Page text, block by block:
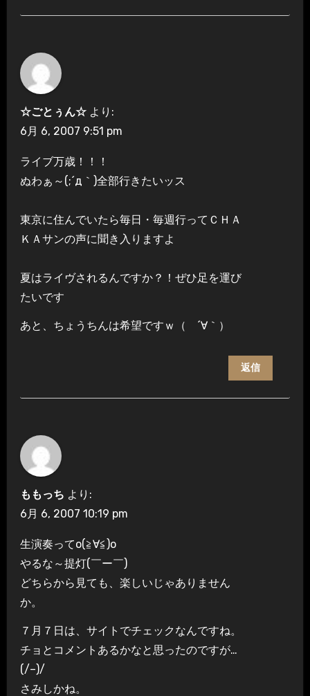
☆ごとぅん☆ より:
6月 6, 2007 9:51 pm
ライブ万歳！！！
ぬわぁ～(;´д｀)全部行きたいッス
東京に住んでいたら毎日・毎週行ってＣＨＡ
ＫＡサンの声に聞き入りますよ
夏はライヴされるんですか？！ぜひ足を運び
たいです
あと、ちょうちんは希望ですｗ（ ´∀｀）
返信
ももっち より:
6月 6, 2007 10:19 pm
生演奏ってо(≧∀≦)о
やるな～提灯(￣ー￣)
どちらから見ても、楽しいじゃありません
か。
７月７日は、サイトでチェックなんですね。
チョとコメントあるかなと思ったのですが…
(/–)/
さみしかね。